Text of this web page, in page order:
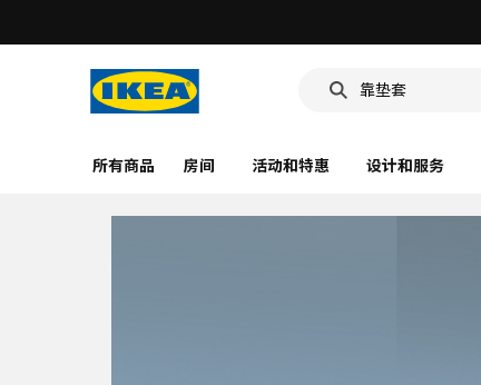
靠垫套
所有商品 房间 活动和特惠 设计和服务